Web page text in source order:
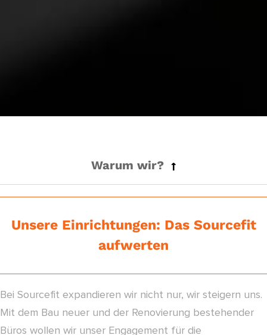
Warum wir?
Unsere Einrichtungen: Das Sourcefit
aufwerten
Bei Sourcefit expandieren wir nicht nur, wir steigern uns.
Mit dem Bau neuer und der Renovierung bestehender
Büros wollen wir unser Engagement für die